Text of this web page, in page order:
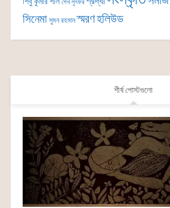
শেখ লুৎফর
সিনেমা সুমন রহমান স্মরণহলিউড
শীর্ষ পোস্টগুলো